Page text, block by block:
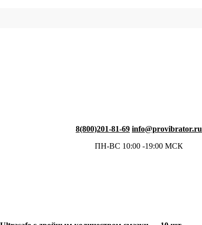
8(800)201-81-69 info@provibrator.ru
ПН-ВС 10:00 -19:00 МСК